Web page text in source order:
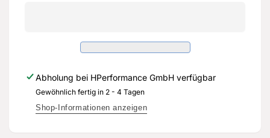
160
Original
Ersatzteil
für
064
160
-
Original
Ersatzteil
Abholung bei HPerformance GmbH verfügbar
Gewöhnlich fertig in 2 - 4 Tagen
Shop-Informationen anzeigen